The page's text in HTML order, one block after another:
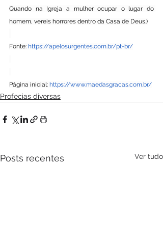
Quando na Igreja a mulher ocupar o lugar do
homem, vereis horrores dentro da Casa de Deus.)
Fonte: https://apelosurgentes.com.br/pt-br/
Página inicial: https://www.maedasgracas.com.br/
Profecias diversas
Posts recentes Ver tudo